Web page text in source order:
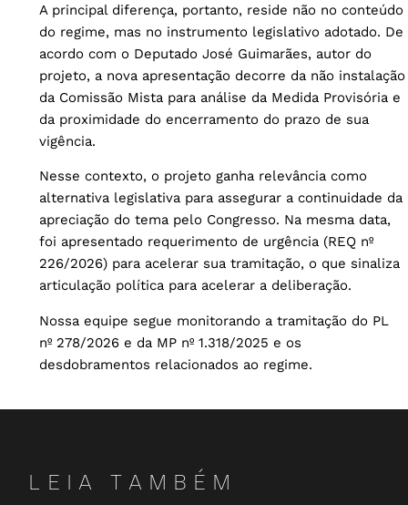
A principal diferença, portanto, reside não no conteúdo
do regime, mas no instrumento legislativo adotado. De
acordo com o Deputado José Guimarães, autor do
projeto, a nova apresentação decorre da não instalação
da Comissão Mista para análise da Medida Provisória e
da proximidade do encerramento do prazo de sua
vigência.
Nesse contexto, o projeto ganha relevância como
alternativa legislativa para assegurar a continuidade da
apreciação do tema pelo Congresso. Na mesma data,
foi apresentado requerimento de urgência (REQ nº
226/2026) para acelerar sua tramitação, o que sinaliza
articulação política para acelerar a deliberação.
Nossa equipe segue monitorando a tramitação do PL
nº 278/2026 e da MP nº 1.318/2025 e os
desdobramentos relacionados ao regime.
LEIA TAMBÉM